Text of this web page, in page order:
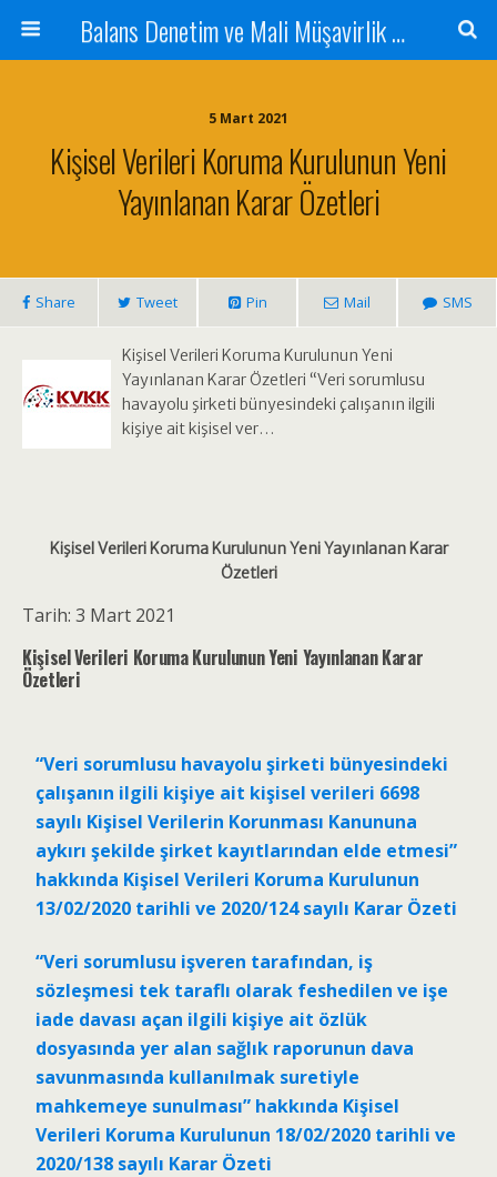
Balans Denetim ve Mali Müşavirlik Hizmetleri
5 Mart 2021
Kişisel Verileri Koruma Kurulunun Yeni
Yayınlanan Karar Özetleri
Share Tweet Pin Mail SMS
Kişisel Verileri Koruma Kurulunun Yeni
Yayınlanan Karar Özetleri “Veri sorumlusu
havayolu şirketi bünyesindeki çalışanın ilgili
kişiye ait kişisel ver…
Kişisel Verileri Koruma Kurulunun Yeni Yayınlanan Karar
Özetleri
Tarih: 3 Mart 2021
Kişisel Verileri Koruma Kurulunun Yeni Yayınlanan Karar
Özetleri
“Veri sorumlusu havayolu şirketi bünyesindeki
çalışanın ilgili kişiye ait kişisel verileri 6698
sayılı Kişisel Verilerin Korunması Kanununa
aykırı şekilde şirket kayıtlarından elde etmesi”
hakkında Kişisel Verileri Koruma Kurulunun
13/02/2020 tarihli ve 2020/124 sayılı Karar Özeti
“Veri sorumlusu işveren tarafından, iş
sözleşmesi tek taraflı olarak feshedilen ve işe
iade davası açan ilgili kişiye ait özlük
dosyasında yer alan sağlık raporunun dava
savunmasında kullanılmak suretiyle
mahkemeye sunulması” hakkında Kişisel
Verileri Koruma Kurulunun 18/02/2020 tarihli ve
2020/138 sayılı Karar Özeti